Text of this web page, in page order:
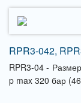
RPR3-042,
RPR3-04 -
p max 320 бар